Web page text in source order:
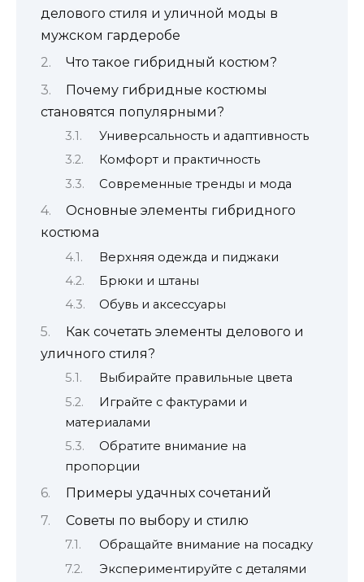
делового стиля и уличной моды в
мужском гардеробе
Что такое гибридный костюм?
Почему гибридные костюмы
становятся популярными?
Универсальность и адаптивность
Комфорт и практичность
Современные тренды и мода
Основные элементы гибридного
костюма
Верхняя одежда и пиджаки
Брюки и штаны
Обувь и аксессуары
Как сочетать элементы делового и
уличного стиля?
Выбирайте правильные цвета
Играйте с фактурами и
материалами
Обратите внимание на
пропорции
Примеры удачных сочетаний
Советы по выбору и стилю
Обращайте внимание на посадку
Экспериментируйте с деталями